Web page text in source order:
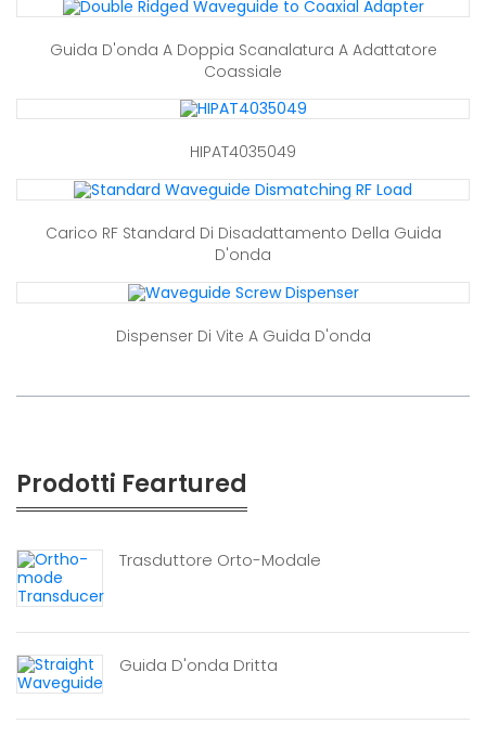
Guida D'onda A Doppia Scanalatura A Adattatore
Coassiale
HIPAT4035049
Carico RF Standard Di Disadattamento Della Guida
D'onda
Dispenser Di Vite A Guida D'onda
Prodotti Feartured
Trasduttore Orto-Modale
Guida D'onda Dritta